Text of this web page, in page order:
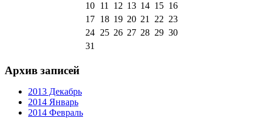
10 11 12 13 14 15 16
17 18 19 20 21 22 23
24 25 26 27 28 29 30
31
Архив записей
2013 Декабрь
2014 Январь
2014 Февраль